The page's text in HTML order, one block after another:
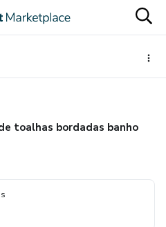
toalhas bordadas banho